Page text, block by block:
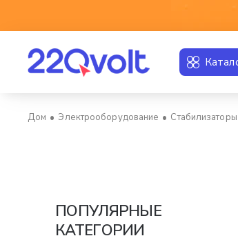
Электрооборудование
ПОПУЛЯРНЫЕ
КАТЕГОРИИ